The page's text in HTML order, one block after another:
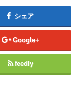
シェア
Google+
feedly